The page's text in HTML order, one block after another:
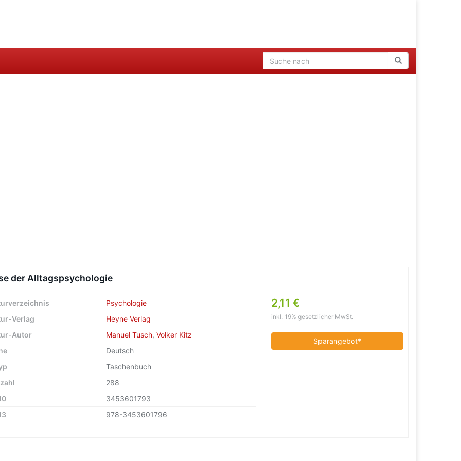
der Alltagspsychologie
2,11 €
inkl. 19% gesetzlicher MwSt.
Sparangebot*
Psychologie
Verlag
Heyne Verlag
Autor
Manuel Tusch, Volker Kitz
Deutsch
Taschenbuch
288
3453601793
978-3453601796